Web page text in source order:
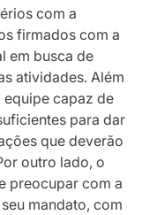
com a
firmados com a
em busca de
atividades. Além
equipe capaz de
para dar
que deverão
outro lado, o
preocupar com a
mandato, com